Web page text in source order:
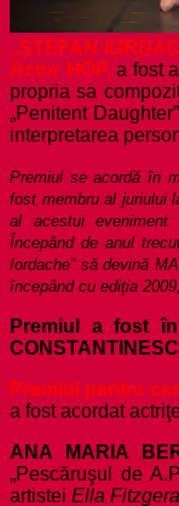
„ŞTEFAN
Actor HOP,a fost
propria sa
„Penitent
interpretarea
Premiul se acordă în
fost membru al juriului
al acestui
Începând de anul
Iordache” să devină
începând cu ediţia
Premiul a fost
Premiul pentru
a fost acordat
ANA MARIA
„Pescăruşul de
artistei Ella